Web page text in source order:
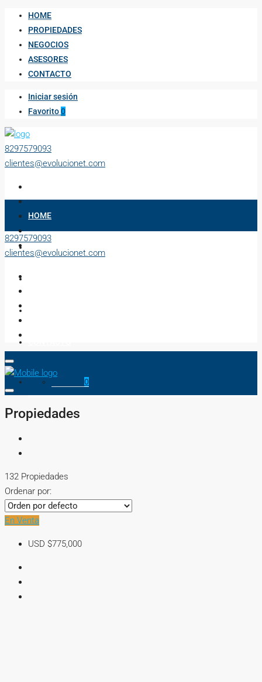
HOME
PROPIEDADES
NEGOCIOS
ASESORES
CONTACTO
Iniciar sesión
Favorito0
8297579093
clientes@evolucionet.com
HOME
PROPIEDADES
0
8297579093
clientes@evolucionet.com
Propiedades
132 Propiedades
Ordenar por:
En Venta
USD $775,000